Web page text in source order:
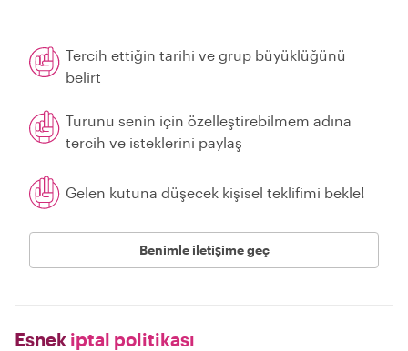
Tercih ettiğin tarihi ve grup büyüklüğünü
belirt
Turunu senin için özelleştirebilmem adına
tercih ve isteklerini paylaş
Gelen kutuna düşecek kişisel teklifimi bekle!
Benimle iletişime geç
Esnek iptal politikası